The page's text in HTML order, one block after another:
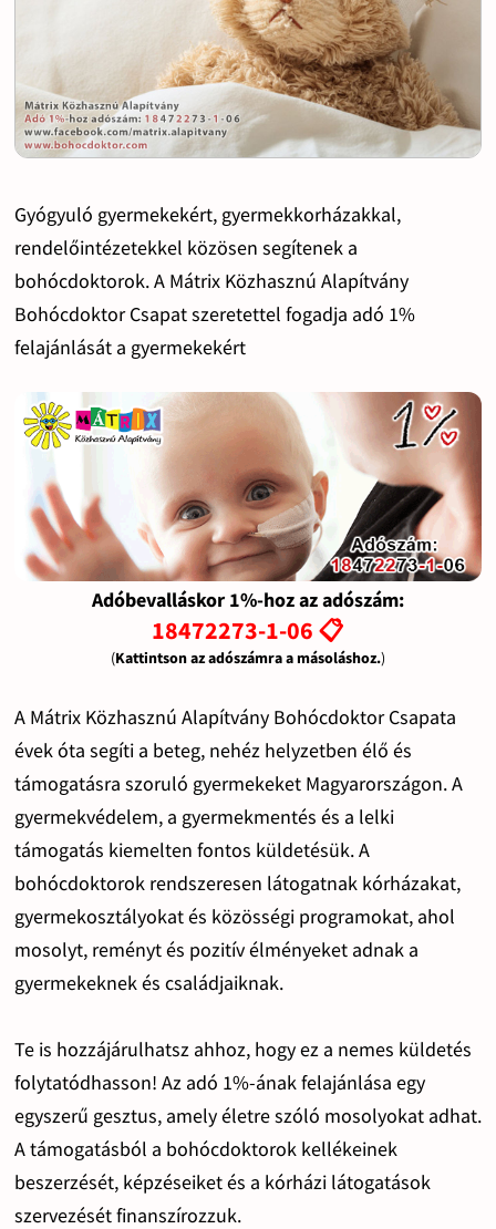
Gyógyuló gyermekekért, gyermekkorházakkal,
rendelőintézetekkel közösen segítenek a
bohócdoktorok. A Mátrix Közhasznú Alapítvány
Bohócdoktor Csapat szeretettel fogadja adó 1%
felajánlását a gyermekekért
Adóbevalláskor 1%-hoz az adószám:
18472273-1-06 📋
(Kattintson az adószámra a másoláshoz.)
A Mátrix Közhasznú Alapítvány Bohócdoktor Csapata
évek óta segíti a beteg, nehéz helyzetben élő és
támogatásra szoruló gyermekeket Magyarországon. A
gyermekvédelem, a gyermekmentés és a lelki
támogatás kiemelten fontos küldetésük. A
bohócdoktorok rendszeresen látogatnak kórházakat,
gyermekosztályokat és közösségi programokat, ahol
mosolyt, reményt és pozitív élményeket adnak a
gyermekeknek és családjaiknak.
Te is hozzájárulhatsz ahhoz, hogy ez a nemes küldetés
folytatódhasson! Az adó 1%-ának felajánlása egy
egyszerű gesztus, amely életre szóló mosolyokat adhat.
A támogatásból a bohócdoktorok kellékeinek
beszerzését, képzéseiket és a kórházi látogatások
szervezését finanszírozzuk.